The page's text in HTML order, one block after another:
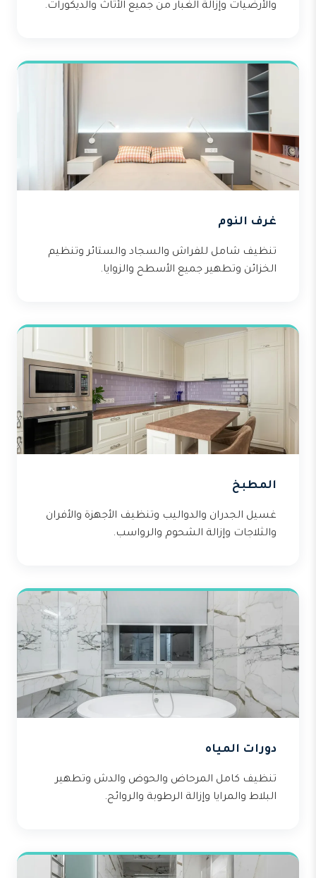
والأرضيات وإزالة الغبار من جميع الأثاث والديكورات.
غرف النوم
تنظيف شامل للفراش والسجاد والستائر وتنظيم
الخزائن وتطهير جميع الأسطح والزوايا.
المطبخ
غسيل الجدران والدواليب وتنظيف الأجهزة والأفران
والثلاجات وإزالة الشحوم والرواسب.
دورات المياه
تنظيف كامل المرحاض والحوض والدش وتطهير
البلاط والمرايا وإزالة الرطوبة والروائح.